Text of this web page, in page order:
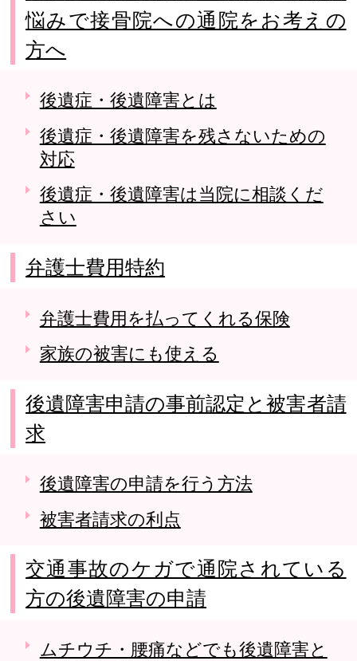
悩みで接骨院への通院をお考えの
方へ
後遺症・後遺障害とは
後遺症・後遺障害を残さないための
対応
後遺症・後遺障害は当院に相談くだ
さい
弁護士費用特約
弁護士費用を払ってくれる保険
家族の被害にも使える
後遺障害申請の事前認定と被害者請
求
後遺障害の申請を行う方法
被害者請求の利点
交通事故のケガで通院されている
方の後遺障害の申請
ムチウチ・腰痛などでも後遺障害と